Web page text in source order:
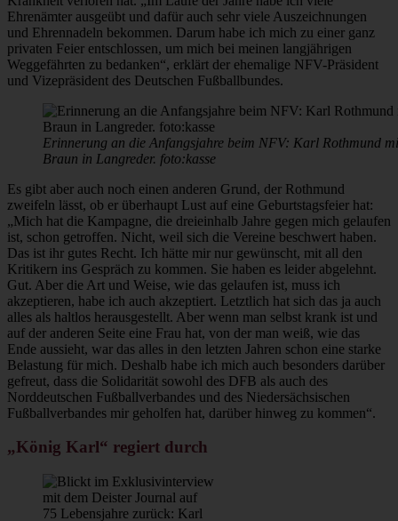
Ehrenämter ausgeübt und dafür auch sehr viele Auszeichnungen
und Ehrennadeln bekommen. Darum habe ich mich zu einer ganz
privaten Feier entschlossen, um mich bei meinen langjährigen
Weggefährten zu bedanken“, erklärt der ehemalige NFV-Präsident
und Vizepräsident des Deutschen Fußballbundes.
Erinnerung an die Anfangsjahre beim NFV: Karl Rothmund
Braun in Langreder. foto:kasse
Es gibt aber auch noch einen anderen Grund, der Rothmund
zweifeln lässt, ob er überhaupt Lust auf eine Geburtstagsfeier hat:
„Mich hat die Kampagne, die dreieinhalb Jahre gegen mich gelaufen
ist, schon getroffen. Nicht, weil sich die Vereine beschwert haben.
Das ist ihr gutes Recht. Ich hätte mir nur gewünscht, mit all den
Kritikern ins Gespräch zu kommen. Sie haben es leider abgelehnt.
Gut. Aber die Art und Weise, wie das gelaufen ist, muss ich
akzeptieren, habe ich auch akzeptiert. Letztlich hat sich das ja auch
alles als haltlos herausgestellt. Aber wenn man selbst krank ist und
auf der anderen Seite eine Frau hat, von der man weiß, wie das
Ende aussieht, war das alles in den letzten Jahren schon eine starke
Belastung für mich. Deshalb habe ich mich auch besonders darüber
gefreut, dass die Solidarität sowohl des DFB als auch des
Norddeutschen Fußballverbandes und des Niedersächsischen
Fußballverbandes mir geholfen hat, darüber hinweg zu kommen“.
„König Karl“ regiert durch